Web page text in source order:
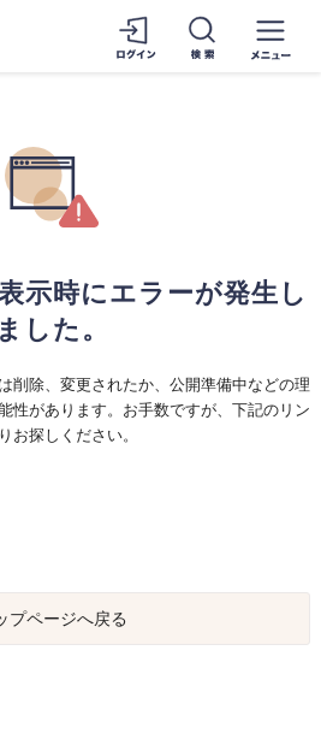
示時にエラーが発生し
ました。
削除、変更されたか、公開準備中などの理
性があります。お手数ですが、下記のリン
お探しください。
プページへ戻る